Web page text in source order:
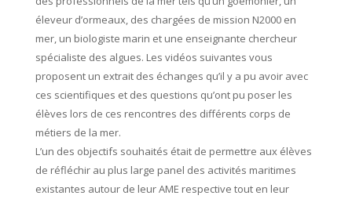
éleveur d’ormeaux, des chargées de mission N2000 en
mer, un biologiste marin et une enseignante chercheur
spécialiste des algues. Les vidéos suivantes vous
proposent un extrait des échanges qu’il y a pu avoir avec
ces scientifiques et des questions qu’ont pu poser les
élèves lors de ces rencontres des différents corps de
métiers de la mer.
L’un des objectifs souhaités était de permettre aux élèves
de réfléchir au plus large panel des activités maritimes
existantes autour de leur AME respective tout en leur